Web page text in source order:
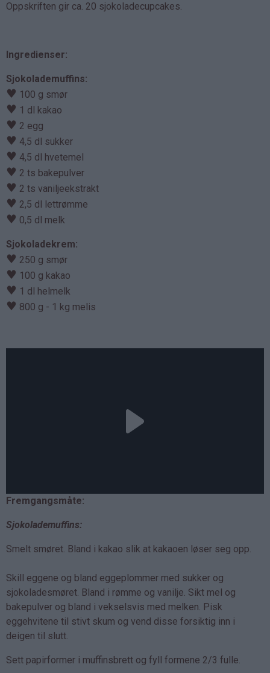
Oppskriften gir ca. 20 sjokoladecupcakes.
Ingredienser:
Sjokolademuffins:
♥ 100 g smør
♥ 1 dl kakao
♥ 2 egg
♥ 4,5 dl sukker
♥ 4,5 dl hvetemel
♥ 2 ts bakepulver
♥ 2 ts vaniljeekstrakt
♥ 2,5 dl lettrømme
♥ 0,5 dl melk
Sjokoladekrem:
♥ 250 g smør
♥ 100 g kakao
♥ 1 dl helmelk
♥ 800 g - 1 kg melis
Fremgangsmåte:
Sjokolademuffins:
Smelt smøret. Bland i kakao slik at kakaoen løser seg opp.
Skill eggene og bland eggeplommer med sukker og
sjokoladesmøret. Bland i rømme og vanilje. Sikt mel og
bakepulver og bland i vekselsvis med melken. Pisk
eggehvitene til stivt skum og vend disse forsiktig inn i
deigen til slutt.
Sett papirformer i muffinsbrett og fyll formene 2/3 fulle.